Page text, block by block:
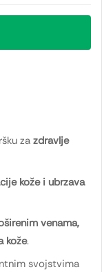
za zdravlje
kože i ubrzava
venama,
kože.
svojstvima